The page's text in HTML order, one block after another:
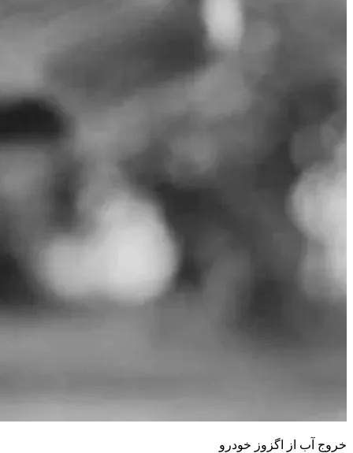
خروج آب از اگزوز خودرو